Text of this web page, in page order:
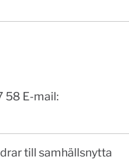
58 E-mail:
till samhällsnytta